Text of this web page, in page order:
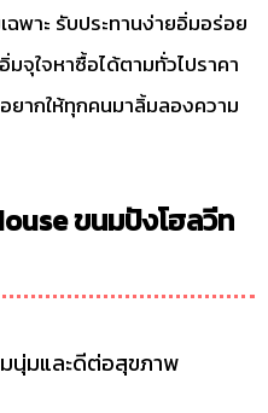
พาะ รับประทานง่ายอิ่มอร่อย
จุใจหาซื้อได้ตามทั่วไปราคา
ากให้ทุกคนมาลิ้มลองความ
ขนมปังโฮลวีท
นุ่มและดีต่อสุขภาพ